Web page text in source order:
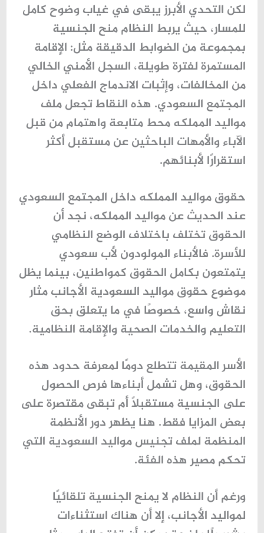
لكن التحدي الأبرز يبقى في غياب وضوح كامل
للمسار، حيث يربط النظام منح الجنسية
بمجموعة من الضوابط الدقيقة مثل: الإقامة
المستمرة لفترة طويلة، السجل الأمني الخالي
من المخالفات، وإثبات الاندماج الفعلي داخل
المجتمع السعودي. هذه النقاط تجعل ملف
مواليد المملكهمحط متابعة واهتمام من قبل
الآباء والأمهات الباحثين عن مستقبل أكثر
استقرارًا لأبنائهم.
حقوق مواليد المملكه داخل المجتمع السعودي
عند الحديث عنمواليد المملكه، نجد أن
الحقوق تختلف باختلاف الوضع النظامي
للأسرة. فالأبناء المولودون لأب سعودي
يتمتعون بكامل الحقوق كمواطنين، بينما يظل
موضوع حقوق مواليد السعودية الأجانبمثار
نقاش واسع، خصوصًا في ما يتعلق بحق
التعليم والخدمات الصحية والإقامة النظامية.
الأسر المقيمة تتطلع دومًا لمعرفة حدود هذه
الحقوق، وهل تشمل أبناءها فرص الحصول
على الجنسية مستقبلاً أم تبقى مقتصرة على
بعض المزايا فقط. هنا يظهر دور الأنظمة
المنظمة لملفتجنيس مواليد السعودية التي
تحكم مصير هذه الفئة.
ورغم أن النظام لا يمنح الجنسية تلقائيًا
لمواليد الأجانب، إلا أن هناك استثناءات